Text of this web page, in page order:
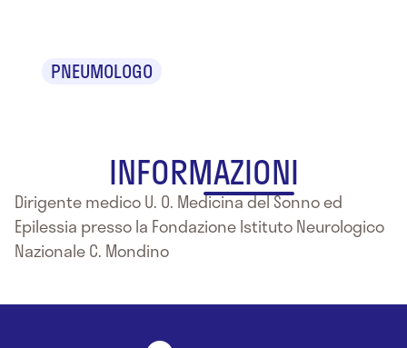
PNEUMOLOGO
INFORMAZIONI
Dirigente medico U. O. Medicina del Sonno ed
Epilessia presso la Fondazione Istituto Neurologico
Nazionale C. Mondino